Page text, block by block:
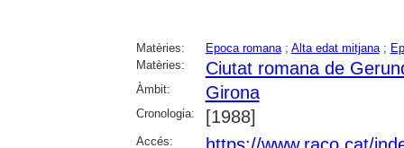
Matèries: Epoca romana; Alta edat mitjana;
Matèries:
Ciutat romana de
Àmbit: Girona
Cronologia: [1988]
Accés: